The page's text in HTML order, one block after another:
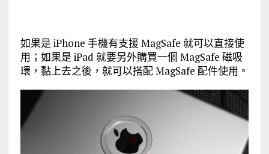
如果是 iPhone 手機有支援 MagSafe 就可以直接使
用；如果是 iPad 就要另外購買一個 MagSafe 磁吸
環，黏上去之後，就可以搭配 MagSafe 配件使用。